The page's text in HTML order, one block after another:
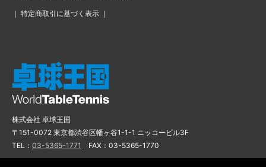
｜ 特定商取引に基づく表示 ｜
株式会社 卓球王国
〒151-0072 東京都渋谷区幡ヶ谷1-1-1 ニッコービル3F
TEL： 03-5365-1771 FAX：03-5365-1770